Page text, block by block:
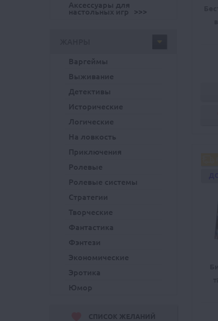
Аксессуары для
настольных игр
Варгеймы
Выживание
Детективы
Исторические
Логические
На ловкость
Приключения
Ролевые
Ролевые системы
Стратегии
Творческие
Фантастика
Фэнтези
Экономические
Эротика
Юмор